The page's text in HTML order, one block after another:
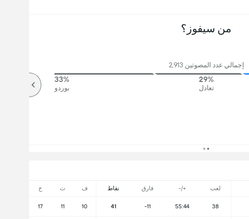
لعب +/- فارق نقاط ف ت خ
38
55:44
-11
41
10
11
17
من سيفوز؟
إجمالي عدد المصوتين 2,913
29%
تعادل
33%
بوردو